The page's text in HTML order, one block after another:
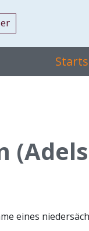
eines